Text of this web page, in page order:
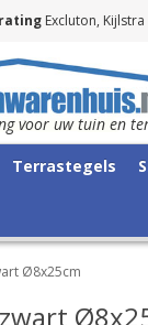
Excluton,
voor uw tuin en
Terrastegels
Ø8x25cm